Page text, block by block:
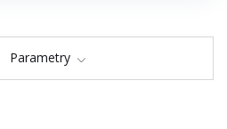
Parametry